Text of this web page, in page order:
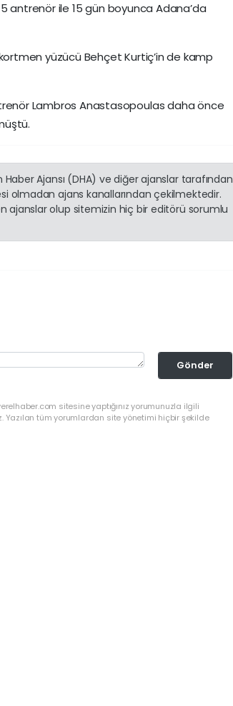
5 antrenör ile 15 gün boyunca Adana’da
yüzücü Behçet Kurtiç’in de kamp
Lambros Anastasopoulas daha önce
Haber Ajansı (DHA) ve diğer ajanslar tarafından
olmadan ajans kanallarından çekilmektedir.
ajanslar olup sitemizin hiç bir editörü sorumlu
Gönder
sitesine yaptığınız yorumunuzla ilgili
Yazılan tüm yorumlardan site yönetimi hiçbir şekilde